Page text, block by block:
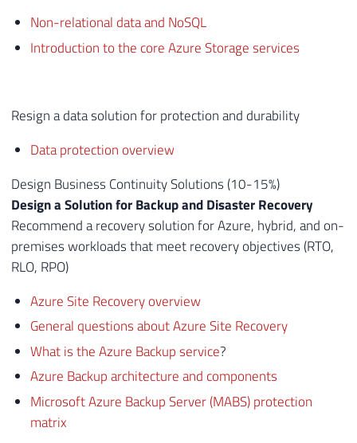
Non-relational data and NoSQL
Introduction to the core Azure Storage services
Resign a data solution for protection and durability
Data protection overview
Design Business Continuity Solutions (10-15%)
Design a Solution for Backup and Disaster Recovery
Recommend a recovery solution for Azure, hybrid, and on-
premises workloads that meet recovery objectives (RTO,
RLO, RPO)
Azure Site Recovery overview
General questions about Azure Site Recovery
What is the Azure Backup service?
Azure Backup architecture and components
Microsoft Azure Backup Server (MABS) protection
matrix